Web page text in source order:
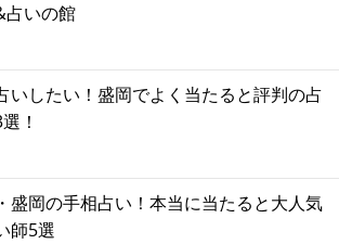
占いの館
いしたい！盛岡でよく当たると評判の占
！
盛岡の手相占い！本当に当たると大人気
師5選